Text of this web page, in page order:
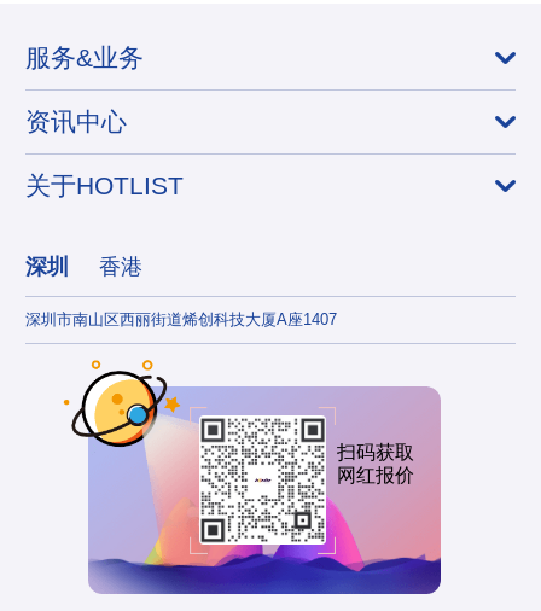
服务&业务
资讯中心
关于HOTLIST
深圳 香港
深圳市南山区西丽街道烯创科技大厦A座1407
扫码获取
网红报价